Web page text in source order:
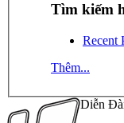
Tìm kiếm
Recent
Thêm...
Diễn